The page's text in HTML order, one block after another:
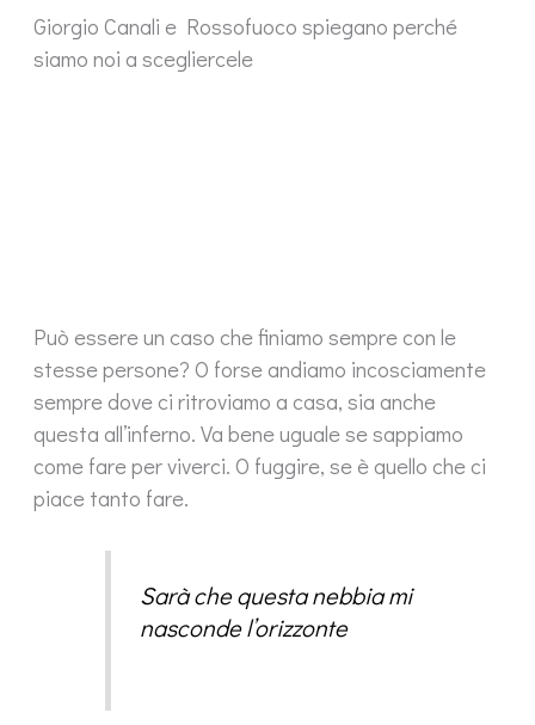
Giorgio Canali e Rossofuoco spiegano perché
siamo noi a scegliercele
Può essere un caso che finiamo sempre con le
stesse persone? O forse andiamo incosciamente
sempre dove ci ritroviamo a casa, sia anche
questa all’inferno. Va bene uguale se sappiamo
come fare per viverci. O fuggire, se è quello che ci
piace tanto fare.
Sarà che questa nebbia mi
nasconde l’orizzonte